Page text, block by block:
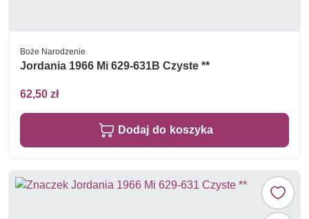
Boże Narodzenie
Jordania 1966 Mi 629-631B Czyste **
62,50 zł
Dodaj do koszyka